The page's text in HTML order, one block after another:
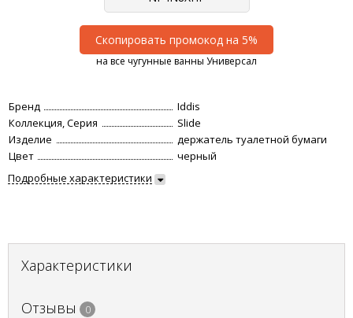
Скопировать промокод на 5%
на все чугунные ванны Универсал
Бренд
Iddis
Коллекция, Серия
Slide
Изделие
держатель туалетной бумаги
Цвет
черный
Подробные характеристики
Характеристики
Отзывы 0